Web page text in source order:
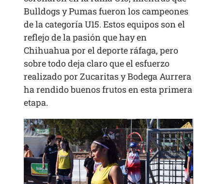
Bulldogs y Pumas fueron los campeones
de la categoría U15. Estos equipos son el
reflejo de la pasión que hay en
Chihuahua por el deporte ráfaga, pero
sobre todo deja claro que el esfuerzo
realizado por Zucaritas y Bodega Aurrera
ha rendido buenos frutos en esta primera
etapa.